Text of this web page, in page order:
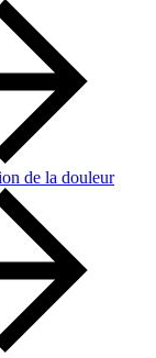
de la douleur